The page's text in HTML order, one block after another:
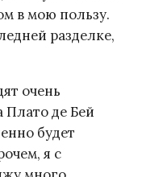
в мою пользу.
разделке,
очень
де Бей
будет
я с